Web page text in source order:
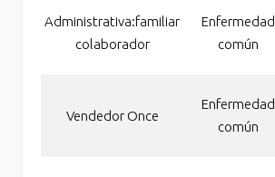
Administrativa:familiar
colaborador
Enfermedad
común
Vendedor Once
Enfermedad
común